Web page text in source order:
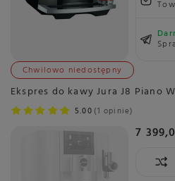
Chwilowo niedostępny
Ekspres do kawy Jura J8 Piano
5.00 1 opinie
7